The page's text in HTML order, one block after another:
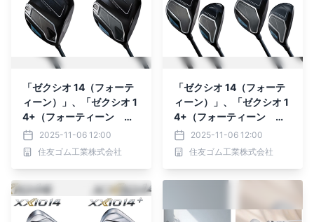
「ゼクシオ 14（フォーテ
ィーン）」、「ゼクシオ 1
4+（フォーティーン プ
ラス）」ドライバーを新発
売
2025-11-06 12:00
住友ゴム工業株式会社
「ゼクシオ 14（フォーテ
ィーン）」、「ゼクシオ 1
4+（フォーティーン プ
ラス）」 フェアウェイウ
ッド＆ハイブリッドを新発
売
2025-11-06 12:00
住友ゴム工業株式会社